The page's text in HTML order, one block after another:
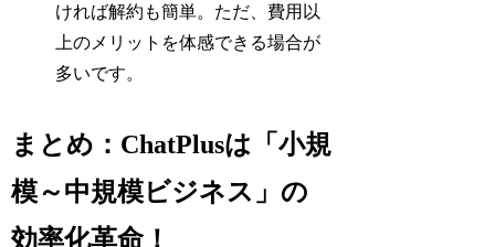
ければ解約も簡単。ただ、費用以
上のメリットを体感できる場合が
多いです。
まとめ：ChatPlusは「小規
模～中規模ビジネス」の
効率化革命！